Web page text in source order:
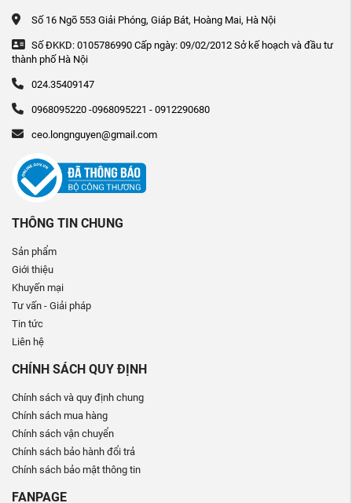
Số 16 Ngõ 553 Giải Phóng, Giáp Bát, Hoàng Mai, Hà Nội
Số ĐKKD: 0105786990 Cấp ngày: 09/02/2012 Sở kế hoạch và đầu tư
thành phố Hà Nội
024.35409147
0968095220 -0968095221 - 0912290680
ceo.longnguyen@gmail.com
THÔNG TIN CHUNG
Sản phẩm
Giới thiệu
Khuyến mại
Tư vấn - Giải pháp
Tin tức
Liên hệ
CHÍNH SÁCH QUY ĐỊNH
Chính sách và quy định chung
Chính sách mua hàng
Chính sách vận chuyển
Chính sách bảo hành đổi trả
Chính sách bảo mật thông tin
FANPAGE